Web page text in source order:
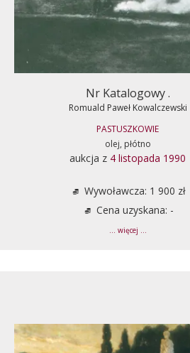
Nr Katalogowy .
Romuald Paweł Kowalczewski
PASTUSZKOWIE
olej, płótno
aukcja z 4 listopada 1990
Wywoławcza: 1 900 zł
Cena uzyskana: -
... więcej ...